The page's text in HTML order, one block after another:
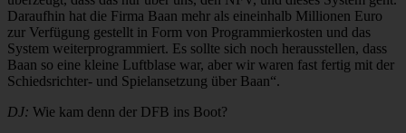
Daraufhin hat die Firma Baan mehr als eineinhalb Millionen Euro
zur Verfügung gestellt in Form von Programmierkosten und das
System weiterprogrammiert. Es sollte sich noch herausstellen, dass
Baan so eine kleine Luftblase war, aber wir waren fast fertig mit der
Schiedsrichter- und Spielansetzung über Baan“.
DJ: Wie kam denn der DFB ins Boot?